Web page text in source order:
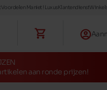
Voordelen Maniet ! LuxusKlantendienst
aan ronde prijzen!